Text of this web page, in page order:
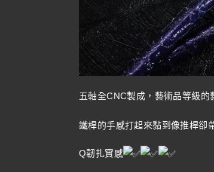
五軸全CNC製成，藝術品等級的
鐵桿的手感打起來黏到像推桿卻
Q韌扎實感